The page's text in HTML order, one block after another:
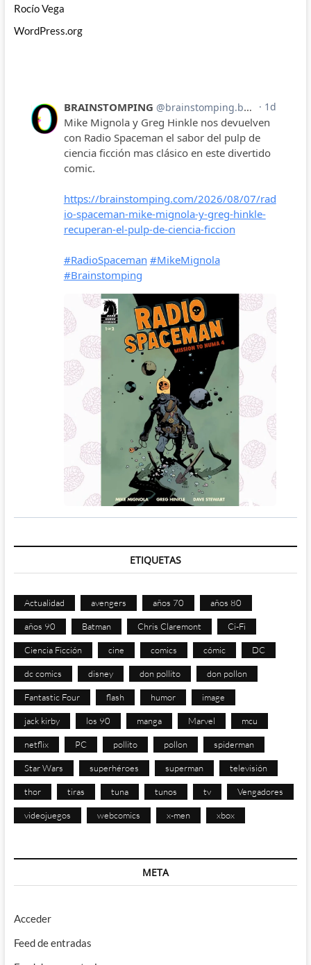
Rocío Vega
WordPress.org
ETIQUETAS
Actualidad avengers años 70 años 80
años 90 Batman Chris Claremont Ci-Fi
Ciencia Ficción cine comics cómic DC
dc comics disney don pollito don pollon
Fantastic Four flash humor image
jack kirby los 90 manga Marvel mcu
netflix PC pollito pollon spiderman
Star Wars superhéroes superman televisión
thor tiras tuna tunos tv Vengadores
videojuegos webcomics x-men xbox
META
Acceder
Feed de entradas